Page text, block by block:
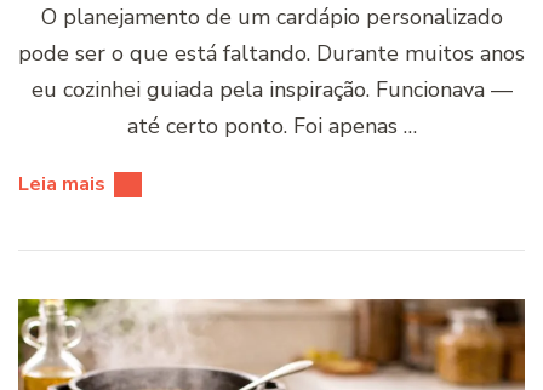
O planejamento de um cardápio personalizado
pode ser o que está faltando. Durante muitos anos
eu cozinhei guiada pela inspiração. Funcionava —
até certo ponto. Foi apenas …
Leia mais